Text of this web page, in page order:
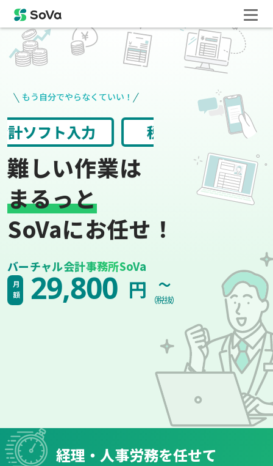
もう自分でやらなくていい！
請求書や領収書 役所手続き
難しい作業は
まるっと
SoVaにお任せ！
バーチャル会計事務所SoVa
月額 29,800 円 ~
（税抜）
経理・人事労務を任せて